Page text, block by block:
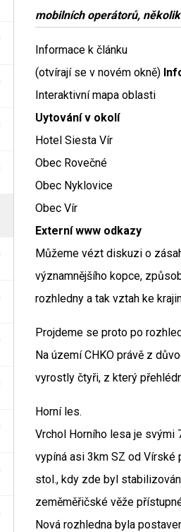
mobilních operátorů,
Informace k článku
(otvírají se v novém okně)
Interaktivní mapa oblasti
Uytování v okolí
Hotel Siesta Vír
Obec Rovečné
Obec Nyklovice
Obec Vír
Externí www odkazy
Můžeme vézt diskuzi o
významnějšího kopce,
rozhledny a tak vztah ke
Projdeme se proto po
Na území CHKO právě z
vyrostly čtyři, z který
Horní les.
Vrchol Horního lesa je svými
vypíná asi 3km SZ od Vírské
stol., kdy zde byl
zeměměřičské věže
Nová rozhledna byla